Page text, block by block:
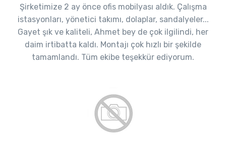
Şirketimize 2 ay önce ofis mobilyası aldık. Çalışma
istasyonları, yönetici takımı, dolaplar, sandalyeler...
Gayet şık ve kaliteli, Ahmet bey de çok ilgilindi, her
daim irtibatta kaldı. Montajı çok hızlı bir şekilde
tamamlandı. Tüm ekibe teşekkür ediyorum.